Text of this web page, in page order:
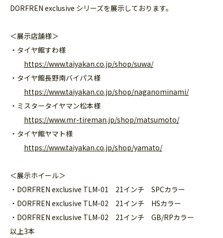
DORFREN exclusive シリーズを展示しております。
＜展示店舗様＞
・タイヤ館すわ様
https://www.taiyakan.co.jp/shop/suwa/
・タイヤ館長野南バイパス様
https://www.taiyakan.co.jp/shop/naganominami/
・ミスタータイヤマン松本様
https://www.mr-tireman.jp/shop/matsumoto/
・タイヤ館ヤマト様
https://www.taiyakan.co.jp/shop/yamato/
＜展示ホイール＞
・DORFREN exclusive TLM-01 21インチ SPCカラー
・DORFREN exclusive TLM-02 21インチ HSカラー
・DORFREN exclusive TLM-02 21インチ GB/RPカラー
以上3本